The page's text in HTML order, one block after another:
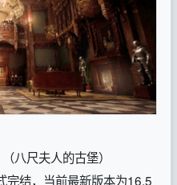
八尺夫人的古堡）
完结，当前最新版本为16.5